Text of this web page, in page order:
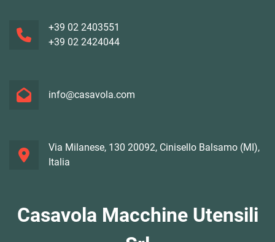
+39 02 2403551
+39 02 2424044
info@casavola.com
Via Milanese, 130 20092, Cinisello Balsamo (MI),
Italia
Casavola Macchine Utensili